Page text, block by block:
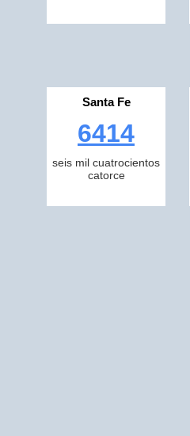
Santa Fe
6414
seis mil cuatrocientos
catorce